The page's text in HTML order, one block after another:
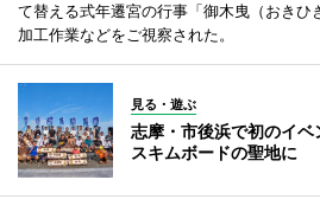
て替える式年遷宮の行事「御木曳（おきひ
加工作業などをご視察された。
見る・遊ぶ
志摩・市後浜で初のイ
スキムボードの聖地に